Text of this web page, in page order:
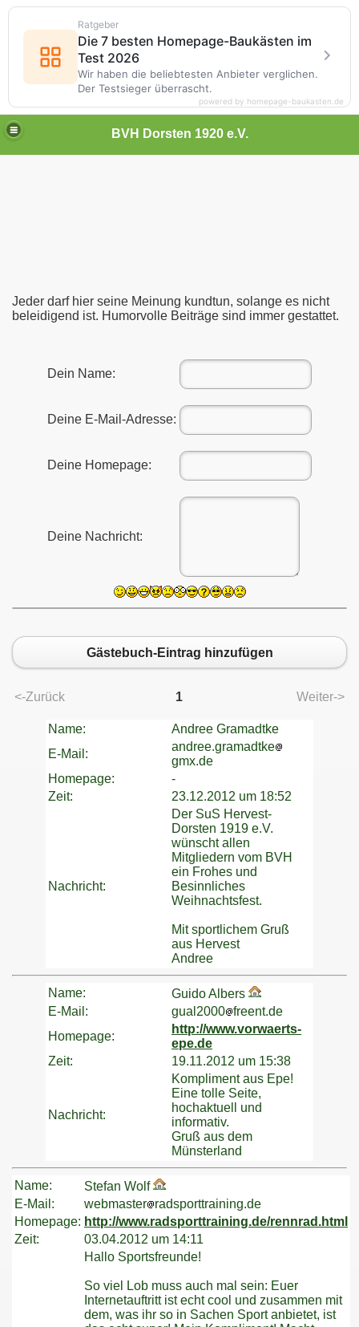
BVH Dorsten 1920 e.V.
Jeder darf hier seine Meinung kundtun, solange es nicht
beleidigend ist. Humorvolle Beiträge sind immer gestattet.
Dein Name:
Deine E-Mail-Adresse:
Deine Homepage:
Deine Nachricht:
Gästebuch-Eintrag hinzufügen
<-Zurück 1 Weiter->
Name:
Andree Gramadtke
E-Mail:
andree.gramadtke
gmx.de
Homepage:
-
Zeit:
23.12.2012 um 18:52
Nachricht:
Der SuS Hervest-
Dorsten 1919 e.V.
wünscht allen
Mitgliedern vom BVH
ein Frohes und
Besinnliches
Weihnachtsfest.
Mit sportlichem Gruß
aus Hervest
Andree
Name:
Guido Albers
E-Mail:
gual2000 freent.de
Homepage:
http://www.vorwaerts-
epe.de
Zeit:
19.11.2012 um 15:38
Nachricht:
Kompliment aus Epe!
Eine tolle Seite,
hochaktuell und
informativ.
Gruß aus dem
Münsterland
Name:
Stefan Wolf
E-Mail:
webmaster
radsporttraining.de
Homepage: http://www.radsporttraining.de/rennrad.html
Zeit:
03.04.2012 um 14:11
Hallo Sportsfreunde!
So viel Lob muss auch mal sein: Euer
Internetauftritt ist echt cool und zusammen mit
dem, was ihr so in Sachen Sport anbietet, ist
Ratgeber
Die 7 besten Homepage-Baukästen im
Test 2026
Wir haben die beliebtesten Anbieter verglichen.
Der Testsieger überrascht.
powered by homepage-baukasten.de